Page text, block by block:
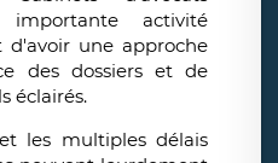
activité
une approche
des dossiers et de
éclairés.
les multiples délais